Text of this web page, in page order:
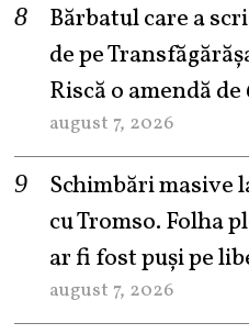
Bărbatul care a
de pe
Riscă o amendă
august 7, 2026
Schimbări masive
cu Tromso. Folha
ar fi fost puși pe
august 7, 2026